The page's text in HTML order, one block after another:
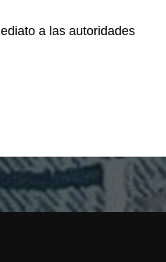
a las autoridades